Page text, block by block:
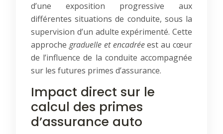
d’une exposition progressive aux
différentes situations de conduite, sous la
supervision d’un adulte expérimenté. Cette
approche graduelle et encadréeest au cœur
de l’influence de la conduite accompagnée
sur les futures primes d’assurance.
Impact direct sur le
calcul des primes
d’assurance auto